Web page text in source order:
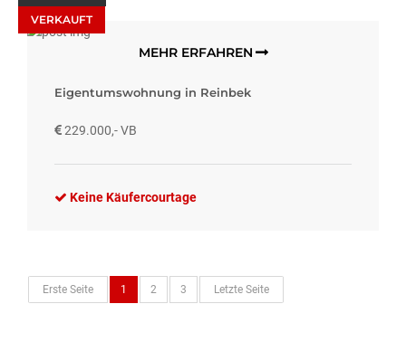
VERKAUFT
MEHR ERFAHREN
Eigentumswohnung in Reinbek
229.000,- VB
Keine Käufercourtage
Erste Seite 1 2 3 Letzte Seite